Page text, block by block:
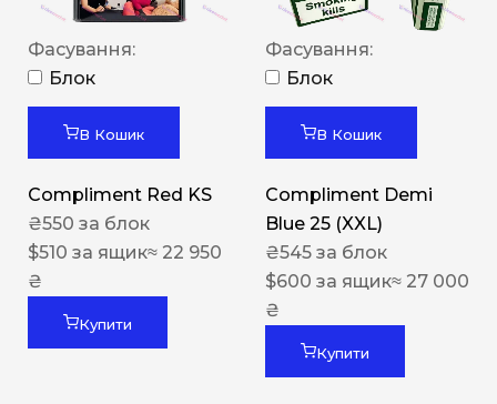
Фасування:
Блок
В Кошик
Compliment Red KS
₴550 за блок
$510 за ящик≈ 22 950
₴
Купити
Фасування:
Блок
В Кошик
Compliment Demi
Blue 25 (XXL)
₴545 за блок
$600 за ящик≈ 27 000
₴
Купити